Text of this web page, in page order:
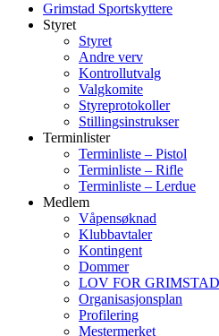
Grimstad Sportskyttere
Styret
Styret
Andre verv
Kontrollutvalg
Valgkomite
Styreprotokoller
Stillingsinstrukser
Terminlister
Terminliste – Pistol
Terminliste – Rifle
Terminliste – Lerdue
Medlem
Våpensøknad
Klubbavtaler
Kontingent
Dommer
LOV FOR
Organisasjonsplan
Profilering
Mestermerket